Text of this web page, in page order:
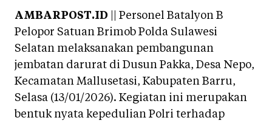
AMBARPOST.ID || Personel Batalyon B
Pelopor Satuan Brimob Polda Sulawesi
Selatan melaksanakan pembangunan
jembatan darurat di Dusun Pakka, Desa Nepo,
Kecamatan Mallusetasi, Kabupaten Barru,
Selasa (13/01/2026). Kegiatan ini merupakan
bentuk nyata kepedulian Polri terhadap